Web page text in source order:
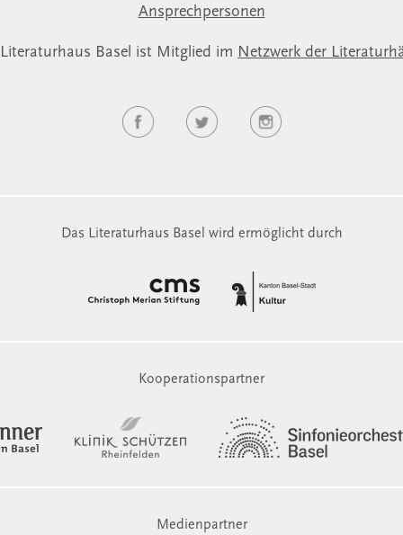
Ansprechpersonen
Basel ist Mitglied im Netzwerk der
Das Literaturhaus Basel wird ermöglicht durch
Kooperationspartner
Medienpartner